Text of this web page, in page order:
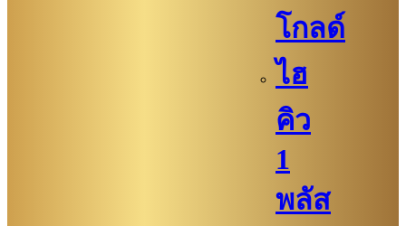
โกลด์
ไฮ
คิว
1
พลัส